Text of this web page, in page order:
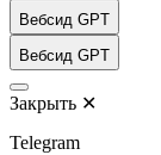
Вебсид GPT
Вебсид GPT
Закрыть ✕
Telegram